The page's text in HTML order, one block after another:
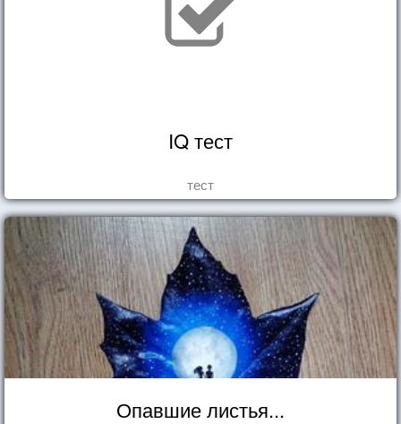
IQ тест
тест
Опавшие листья...